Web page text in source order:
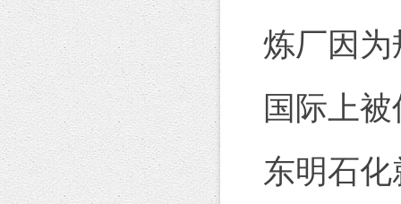
炼厂因
国际上
东明石化